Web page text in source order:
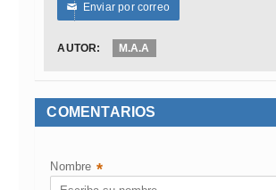
✉ Enviar por correo
AUTOR: M.A.A
COMENTARIOS
Nombre *